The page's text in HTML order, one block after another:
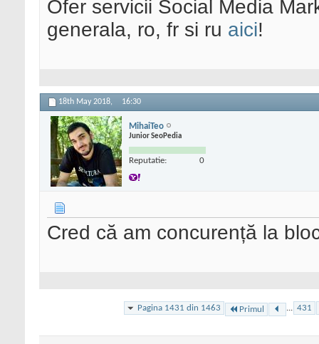
Ofer servicii Social Media
generala, ro, fr si ru aici!
18th May 2018, 16:30
MihaiTeo
Junior SeoPedia
Reputatie: 0
Cred că am concurență la
Pagina 1431 din 1463 Primul ... 431